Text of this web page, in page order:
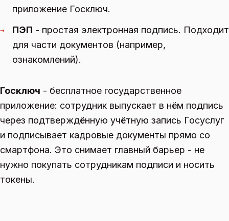
приложение Госключ.
→ ПЭП - простая электронная подпись. Подходит
для части документов (например,
ознакомлений).
Госключ - бесплатное государственное
приложение: сотрудник выпускает в нём подпись
через подтверждённую учётную запись Госуслуг
и подписывает кадровые документы прямо со
смартфона. Это снимает главный барьер - не
нужно покупать сотрудникам подписи и носить
токены.